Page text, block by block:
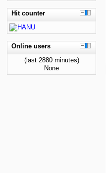
Hit counter
Online users
(last 2880 minutes)
None